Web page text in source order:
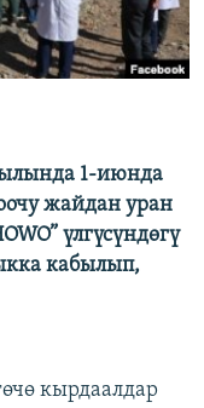
1-июнда
жайдан уран
үлгүсүндөгү
кабылып,
кырдаалдар